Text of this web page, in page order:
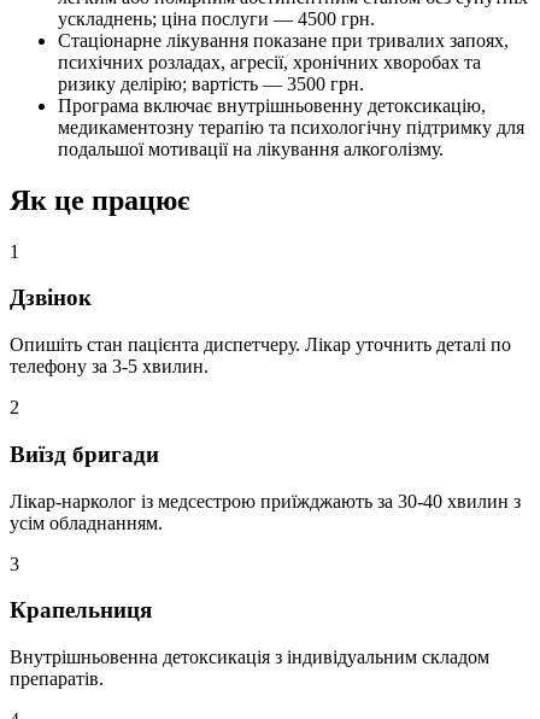
ускладнень; ціна послуги — 4500 грн.
Стаціонарне лікування показане при тривалих запоях,
психічних розладах, агресії, хронічних хворобах та
ризику делірію; вартість — 3500 грн.
Програма включає внутрішньовенну детоксикацію,
медикаментозну терапію та психологічну підтримку для
подальшої мотивації на лікування алкоголізму.
Як це працює
1
Дзвінок
Опишіть стан пацієнта диспетчеру. Лікар уточнить деталі по
телефону за 3-5 хвилин.
2
Виїзд бригади
Лікар-нарколог із медсестрою приїжджають за 30-40 хвилин з
усім обладнанням.
3
Крапельниця
Внутрішньовенна детоксикація з індивідуальним складом
препаратів.